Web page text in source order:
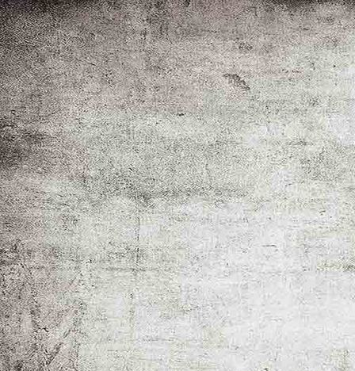
STARTSEITE
TERMINE
BILDER
TEXTE
DOWNLOADS
VIDEOS